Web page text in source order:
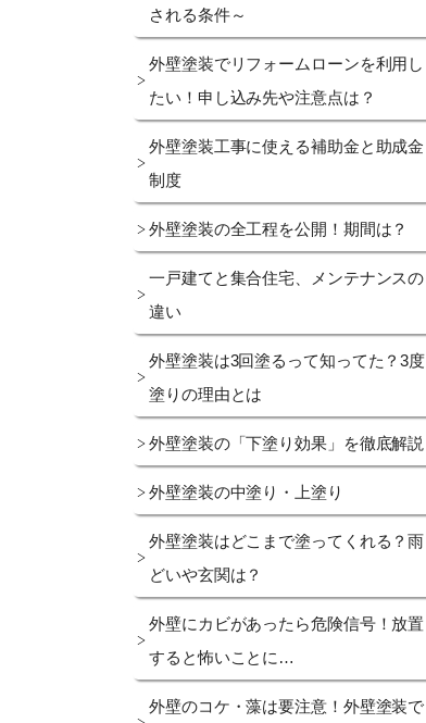
される条件～
外壁塗装でリフォームローンを利用し
たい！申し込み先や注意点は？
外壁塗装工事に使える補助金と助成金
制度
外壁塗装の全工程を公開！期間は？
一戸建てと集合住宅、メンテナンスの
違い
外壁塗装は3回塗るって知ってた？3度
塗りの理由とは
外壁塗装の「下塗り効果」を徹底解説
外壁塗装の中塗り・上塗り
外壁塗装はどこまで塗ってくれる？雨
どいや玄関は？
外壁にカビがあったら危険信号！放置
すると怖いことに…
外壁のコケ・藻は要注意！外壁塗装で